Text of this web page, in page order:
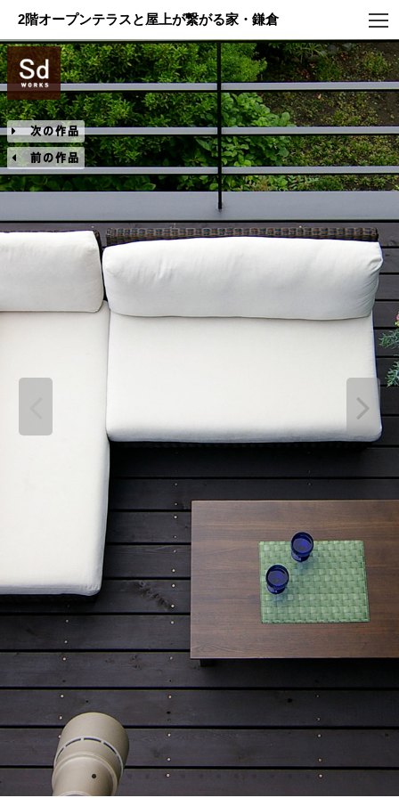
次の作品
前の作品
2階オープンテラスと屋上が繋がる家・鎌倉